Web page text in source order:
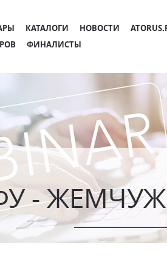
КАТАЛОГИ НОВОСТИ
ФИНАЛИСТЫ
-